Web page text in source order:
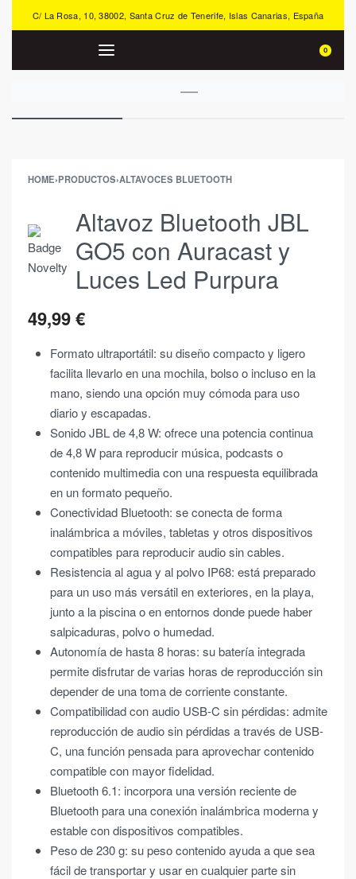
C/ La Rosa, 10, 38002, Santa Cruz de Tenerife, Islas Canarias, España
0
HOME›PRODUCTOS›ALTAVOCES BLUETOOTH
Altavoz Bluetooth JBL
GO5 con Auracast y
Luces Led Purpura
49,99€
Formato ultraportátil: su diseño compacto y ligero
facilita llevarlo en una mochila, bolso o incluso en la
mano, siendo una opción muy cómoda para uso
diario y escapadas.
Sonido JBL de 4,8 W: ofrece una potencia continua
de 4,8 W para reproducir música, podcasts o
contenido multimedia con una respuesta equilibrada
en un formato pequeño.
Conectividad Bluetooth: se conecta de forma
inalámbrica a móviles, tabletas y otros dispositivos
compatibles para reproducir audio sin cables.
Resistencia al agua y al polvo IP68: está preparado
para un uso más versátil en exteriores, en la playa,
junto a la piscina o en entornos donde puede haber
salpicaduras, polvo o humedad.
Autonomía de hasta 8 horas: su batería integrada
permite disfrutar de varias horas de reproducción sin
depender de una toma de corriente constante.
Compatibilidad con audio USB-C sin pérdidas: admite
reproducción de audio sin pérdidas a través de USB-
C, una función pensada para aprovechar contenido
compatible con mayor fidelidad.
Bluetooth 6.1: incorpora una versión reciente de
Bluetooth para una conexión inalámbrica moderna y
estable con dispositivos compatibles.
Peso de 230 g: su peso contenido ayuda a que sea
fácil de transportar y usar en cualquier parte sin